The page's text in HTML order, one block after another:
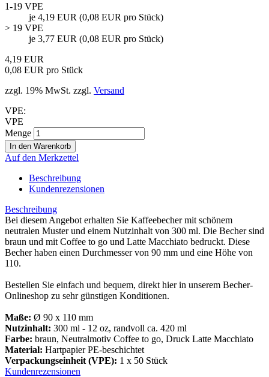
1-19 VPE
je 4,19 EUR (0,08 EUR pro Stück)
> 19 VPE
je 3,77 EUR (0,08 EUR pro Stück)
4,19 EUR
0,08 EUR pro Stück
zzgl. 19% MwSt. zzgl. Versand
VPE:
VPE
Menge
Auf den Merkzettel
Beschreibung
Kundenrezensionen
Beschreibung
Bei diesem Angebot erhalten Sie Kaffeebecher mit schönem
neutralen Muster und einem Nutzinhalt von 300 ml. Die Becher sind
braun und mit Coffee to go und Latte Macchiato bedruckt. Diese
Becher haben einen Durchmesser von 90 mm und eine Höhe von
110.
Bestellen Sie einfach und bequem, direkt hier in unserem Becher-
Onlineshop zu sehr günstigen Konditionen.
Maße: Ø 90 x 110 mm
Nutzinhalt: 300 ml - 12 oz, randvoll ca. 420 ml
Farbe: braun, Neutralmotiv Coffee to go, Druck Latte Macchiato
Material: Hartpapier PE-beschichtet
Verpackungseinheit (VPE): 1 x 50 Stück
Kundenrezensionen